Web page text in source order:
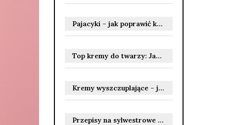
Pajacyki – jak poprawić kondycję i spalić kalorie?
Top kremy do twarzy: Jak wybrać idealny produkt dla siebie?
Kremy wyszczuplające – jak działają i jakie przynoszą efekty?
Przepisy na sylwestrowe jedzenie: przekąski i dania na ciepło